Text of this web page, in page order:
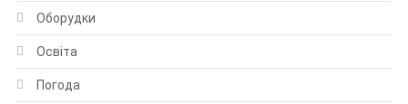
Оборудки
Освіта
Погода